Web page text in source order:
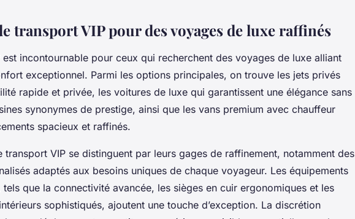
transport VIP pour des voyages de luxe raffinés
est incontournable pour ceux qui recherchent des voyages de luxe alliant
exceptionnel. Parmi les options principales, on trouve les jets privés
rapide et privée, les voitures de luxe qui garantissent une élégance sans
synonymes de prestige, ainsi que les vans premium avec chauffeur
spacieux et raffinés.
transport VIP se distinguent par leurs gages de raffinement, notamment des
adaptés aux besoins uniques de chaque voyageur. Les équipements
tels que la connectivité avancée, les sièges en cuir ergonomiques et les
sophistiqués, ajoutent une touche d’exception. La discrétion